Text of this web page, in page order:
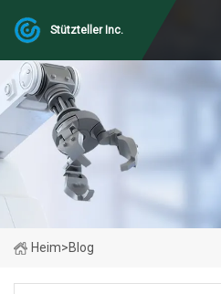
Stützteller Inc.
Heim>Blog